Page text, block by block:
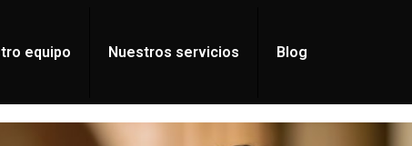
equipo Nuestros servicios Blog